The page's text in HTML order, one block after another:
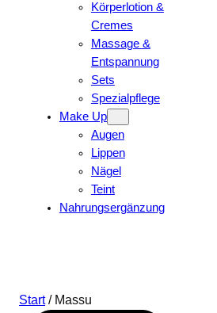
Körperlotion &
Cremes
Massage &
Entspannung
Sets
Spezialpflege
Make Up
Augen
Lippen
Nägel
Teint
Nahrungsergänzung
Start/ Massu